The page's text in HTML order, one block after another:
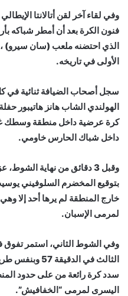
وفي لقاء آخر لقن أتالانتا
فنون الكرة بعد أن أمطر شباكه
الذي احتضنه ملعب (سان سيرو) ،
الأولى في تاريخه.
سجل أصحاب الضيافة ثنائية في
كرة عرضية داخل منطقة وسطك
داخل شباك الحارس خاومي.
وقبل 3 دقائق من نهاية
بتوقيع المخضرم السلوفيني
خارج المنطقة لم يرها أحد إلا
لمرمى الإسبان.
وفي الشوط الثاني، استمر تفوق
الثالث في
سدد كرة رائعة من على حدود
اليسرى لمرمى “الخفافيش”.